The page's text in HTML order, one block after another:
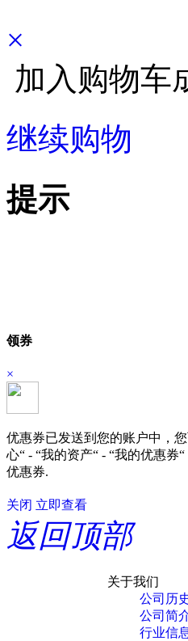
×
加入购物车
继续购物
提示
领券
×
优惠券已发送到您的账户中，
心“ - “我的资产“ - “我的优惠券
优惠券.
关闭 立即查看
返回顶部
关于我们
公司历
公司简
行业信